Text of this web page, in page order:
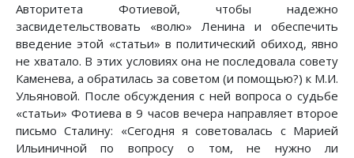
Авторитета Фотиевой, чтобы надежно
засвидетельствовать «волю» Ленина и обеспечить
введение этой «статьи» в политический обиход, явно
не хватало. В этих условиях она не последовала совету
Каменева, а обратилась за советом (и помощью?) к М.И.
Ульяновой. После обсуждения с ней вопроса о судьбе
«статьи» Фотиева в 9 часов вечера направляет второе
письмо Сталину: «Сегодня я советовалась с Марией
Ильиничной по вопросу о том, не нужно ли